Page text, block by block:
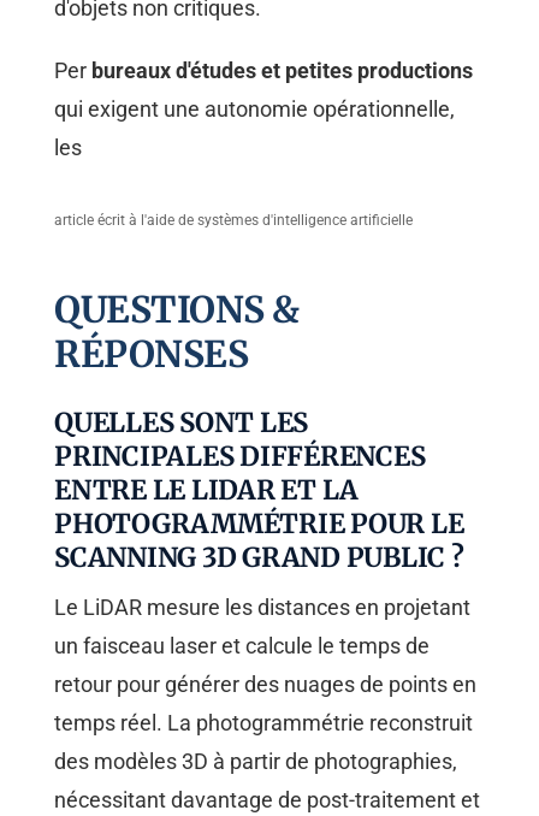
d'objets non critiques.
Per bureaux d'études et petites productions
qui exigent une autonomie opérationnelle,
les
article écrit à l'aide de systèmes d'intelligence artificielle
QUESTIONS &
RÉPONSES
QUELLES SONT LES
PRINCIPALES DIFFÉRENCES
ENTRE LE LIDAR ET LA
PHOTOGRAMMÉTRIE POUR LE
SCANNING 3D GRAND PUBLIC ?
Le LiDAR mesure les distances en projetant
un faisceau laser et calcule le temps de
retour pour générer des nuages de points en
temps réel. La photogrammétrie reconstruit
des modèles 3D à partir de photographies,
nécessitant davantage de post-traitement et